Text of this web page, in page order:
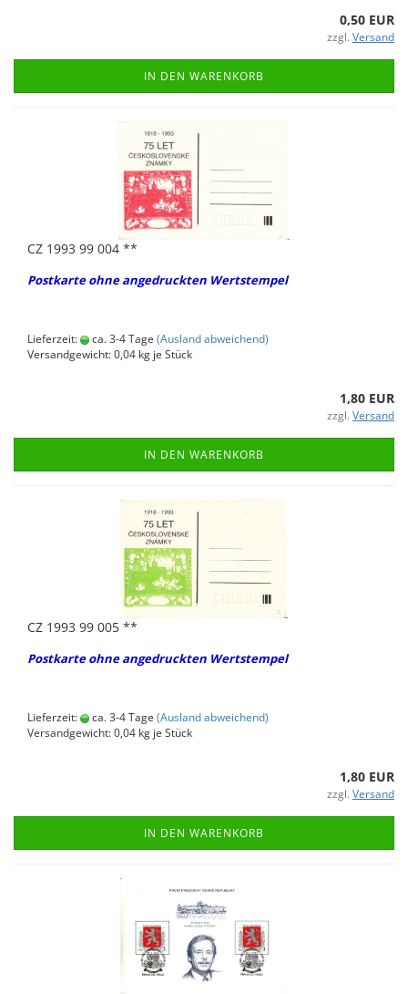
0,50 EUR
zzgl. Versand
IN DEN WARENKORB
CZ 1993 99 004 **
Post­kar­te ohne an­ge­druck­ten Wert­s­tem­pel
Lieferzeit: ca. 3-4 Tage (Ausland abweichend)
Versandgewicht:0,04 kg je Stück
1,80 EUR
zzgl. Versand
IN DEN WARENKORB
CZ 1993 99 005 **
Post­kar­te ohne an­ge­druck­ten Wert­s­tem­pel
Lieferzeit: ca. 3-4 Tage (Ausland abweichend)
Versandgewicht:0,04 kg je Stück
1,80 EUR
zzgl. Versand
IN DEN WARENKORB